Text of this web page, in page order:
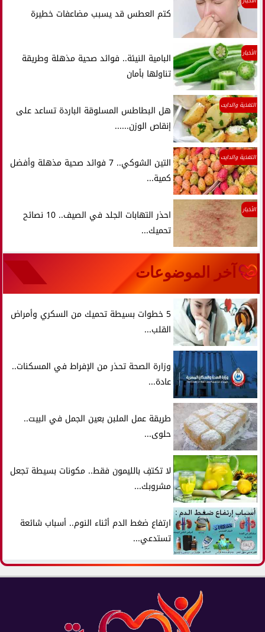
كتم العطس قد يسبب مضاعفات خطيرة
الأخبار
البامية النيئة.. فوائد صحية مذهلة وطريقة
تناولها بأمان
التغذية والدايت
هل البطاطس المسلوقة الباردة تساعد على
إنقاص الوزن......
التغذية والدايت
التين الشوكي.. 7 فوائد صحية مذهلة وأفضل
كمية...
الأخبار
احذر التهابات الجلد في الصيف.. 10 نصائح
تحميك...
آخر الموضوعات
5 خطوات بسيطة تحميك من السكري وأمراض
القلب...
وزارة الصحة تحذر من الإفراط في المسكنات..
عادة...
طريقة عمل الملبن بعين الجمل في البيت..
حلوى...
لا تكتفِ بالليمون فقط.. مكونات بسيطة تجعل
مشروبك...
ارتفاع ضغط الدم أثناء النوم.. أسباب شائعة
تستدعي...